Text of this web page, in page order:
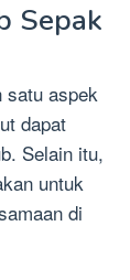
Sepak
satu aspek
dapat
Selain itu,
untuk
di